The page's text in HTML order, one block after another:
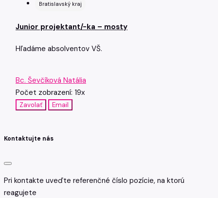
Bratislavský kraj
Junior projektant/-ka – mosty
Hľadáme absolventov VŠ.
Bc. Ševčíková Natália
Počet zobrazení: 19x
Zavolať Email
Kontaktujte nás
Pri kontakte uveďte referenčné číslo pozície, na ktorú
reagujete